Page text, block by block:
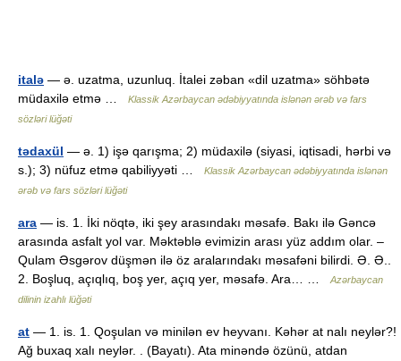
italə — ə. uzatma, uzunluq. İtalei zəban «dil uzatma» söhbətə
müdaxilə etmə …
Klassik Azərbaycan ədəbiyyatında islənən ərəb və fars
sözləri lüğəti
tədaxül — ə. 1) işə qarışma; 2) müdaxilə (siyasi, iqtisadi, hərbi və
s.); 3) nüfuz etmə qabiliyyəti …
Klassik Azərbaycan ədəbiyyatında islənən
ərəb və fars sözləri lüğəti
ara — is. 1. İki nöqtə, iki şey arasındakı məsafə. Bakı ilə Gəncə
arasında asfalt yol var. Məktəblə evimizin arası yüz addım olar. –
Qulam Əsgərov düşmən ilə öz aralarındakı məsafəni bilirdi. Ə. Ə..
2. Boşluq, açıqlıq, boş yer, açıq yer, məsafə. Ara… …
Azərbaycan
dilinin izahlı lüğəti
at — 1. is. 1. Qoşulan və minilən ev heyvanı. Kəhər at nalı neylər?!
Ağ buxaq xalı neylər. . (Bayatı). Ata minəndə özünü, atdan